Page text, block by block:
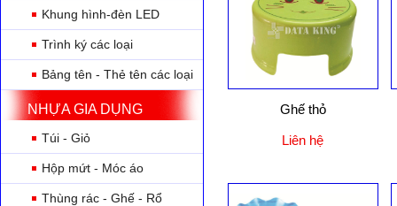
Khung hình-đèn LED
Trình ký các loại
Bảng tên - Thẻ tên các loại
NHỰA GIA DỤNG
Túi - Giỏ
Hộp mứt - Móc áo
Thùng rác - Ghế - Rổ
Ghế thỏ
Liên hệ